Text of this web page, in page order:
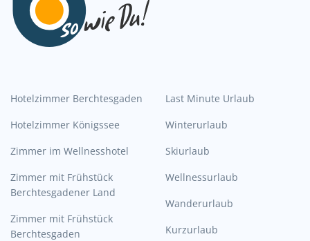
Hotelzimmer Berchtesgaden
Hotelzimmer Königssee
Zimmer im Wellnesshotel
Zimmer mit Frühstück
Berchtesgadener Land
Zimmer mit Frühstück
Berchtesgaden
Last Minute Urlaub
Winterurlaub
Skiurlaub
Wellnessurlaub
Wanderurlaub
Kurzurlaub